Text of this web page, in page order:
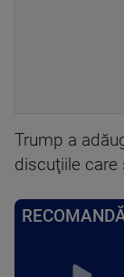
Trump a
discuţiile care